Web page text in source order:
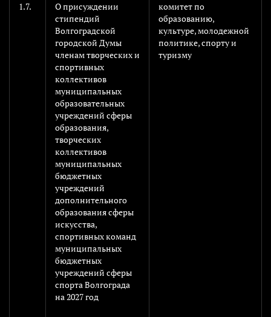
1.7.
О присуждении
стипендий
Волгоградской
городской Думы
членам творческих и
спортивных
коллективов
муниципальных
образовательных
учреждений сферы
образования,
творческих
коллективов
муниципальных
бюджетных
учреждений
дополнительного
образования сферы
искусства,
спортивных команд
муниципальных
бюджетных
учреждений сферы
спорта Волгограда
на 2027 год
комитет по
образованию,
культуре, молодежной
политике, спорту и
туризму